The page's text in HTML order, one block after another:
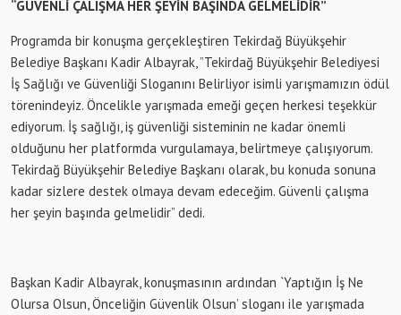
“GÜVENLİ ÇALIŞMA HER ŞEYİN BAŞINDA GELMELİDİR”
Programda bir konuşma gerçekleştiren Tekirdağ Büyükşehir
Belediye Başkanı Kadir Albayrak, ”Tekirdağ Büyükşehir Belediyesi
İş Sağlığı ve Güvenliği Sloganını Belirliyor isimli yarışmamızın ödül
törenindeyiz. Öncelikle yarışmada emeği geçen herkesi teşekkür
ediyorum. İş sağlığı, iş güvenliği sisteminin ne kadar önemli
olduğunu her platformda vurgulamaya, belirtmeye çalışıyorum.
Tekirdağ Büyükşehir Belediye Başkanı olarak, bu konuda sonuna
kadar sizlere destek olmaya devam edeceğim. Güvenli çalışma
her şeyin başında gelmelidir” dedi.
Başkan Kadir Albayrak, konuşmasının ardından `Yaptığın İş Ne
Olursa Olsun, Önceliğin Güvenlik Olsun’ sloganı ile yarışmada